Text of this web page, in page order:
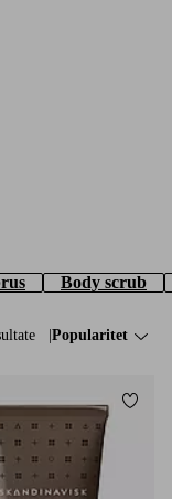
Body scrub
Sorter efter:
Popularitet